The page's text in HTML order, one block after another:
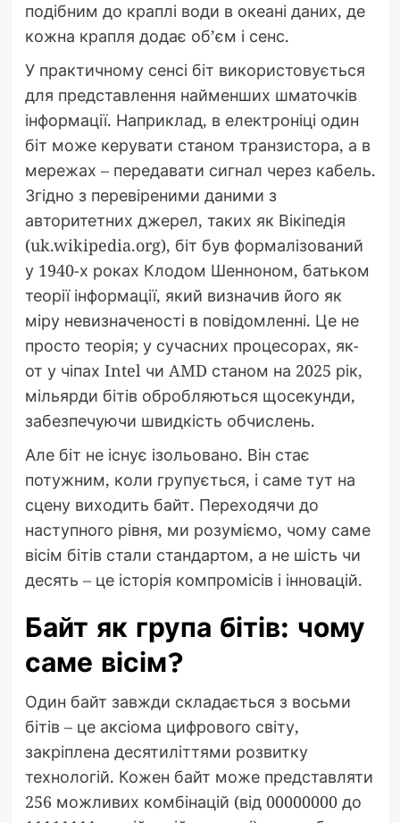
подібним до краплі води в океані даних, де
кожна крапля додає об’єм і сенс.
У практичному сенсі біт використовується
для представлення найменших шматочків
інформації. Наприклад, в електроніці один
біт може керувати станом транзистора, а в
мережах – передавати сигнал через кабель.
Згідно з перевіреними даними з
авторитетних джерел, таких як Вікіпедія
(uk.wikipedia.org), біт був формалізований
у 1940-х роках Клодом Шенноном, батьком
теорії інформації, який визначив його як
міру невизначеності в повідомленні. Це не
просто теорія; у сучасних процесорах, як-
от у чіпах Intel чи AMD станом на 2025 рік,
мільярди бітів обробляються щосекунди,
забезпечуючи швидкість обчислень.
Але біт не існує ізольовано. Він стає
потужним, коли групується, і саме тут на
сцену виходить байт. Переходячи до
наступного рівня, ми розуміємо, чому саме
вісім бітів стали стандартом, а не шість чи
десять – це історія компромісів і інновацій.
Байт як група бітів: чому
саме вісім?
Один байт завжди складається з восьми
бітів – це аксіома цифрового світу,
закріплена десятиліттями розвитку
технологій. Кожен байт може представляти
256 можливих комбінацій (від 00000000 до